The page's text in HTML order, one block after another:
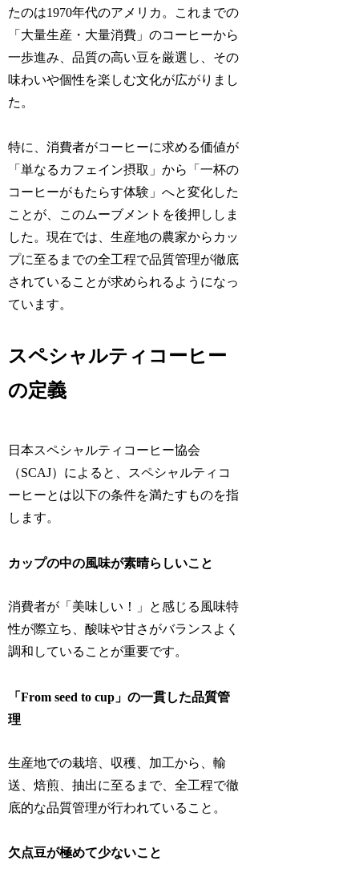
たのは1970年代のアメリカ。これまでの
「大量生産・大量消費」のコーヒーから
一歩進み、品質の高い豆を厳選し、その
味わいや個性を楽しむ文化が広がりまし
た。
特に、消費者がコーヒーに求める価値が
「単なるカフェイン摂取」から「一杯の
コーヒーがもたらす体験」へと変化した
ことが、このムーブメントを後押ししま
した。現在では、生産地の農家からカッ
プに至るまでの全工程で品質管理が徹底
されていることが求められるようになっ
ています。
スペシャルティコーヒー
の定義
日本スペシャルティコーヒー協会
（SCAJ）によると、スペシャルティコ
ーヒーとは以下の条件を満たすものを指
します。
カップの中の風味が素晴らしいこと
消費者が「美味しい！」と感じる風味特
性が際立ち、酸味や甘さがバランスよく
調和していることが重要です。
「From seed to cup」の一貫した品質管
理
生産地での栽培、収穫、加工から、輸
送、焙煎、抽出に至るまで、全工程で徹
底的な品質管理が行われていること。
欠点豆が極めて少ないこと